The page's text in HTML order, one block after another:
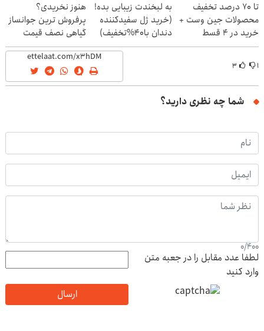
تا 70 درصد تخفیف
محصولات جین وست +
خرید در 4 قسط
به لبخندت زیبایی بده!
(خرید ژل سفیدکننده
دندان با40%تخفیف)
هنوز نخریدی؟
پرفروش ترین جوانساز
گیاهی نصف قیمت
۱ ۳
شما چه نظری دارید؟
0/400
لطفا عدد مقابل را در جعبه متن
وارد کنید
ارسال